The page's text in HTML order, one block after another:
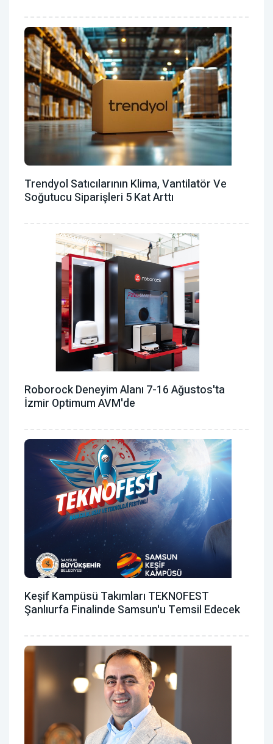
Trendyol Satıcılarının Klima, Vantilatör ‎ve
Soğutucu Siparişleri 5 Kat Arttı
Roborock Deneyim Alanı 7-16 Ağustos'ta
İzmir Optimum AVM'de
Keşif Kampüsü Takımları TEKNOFEST
Şanlıurfa Finalinde Samsun'u Temsil Edecek